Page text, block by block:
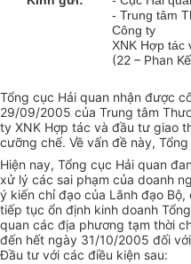
- Trung tâm
Công ty
XNK Hợp tác
(22 – Phan
Tổng cục Hải quan nhận được
29/09/2005 của Trung tâm
ty XNK Hợp tác và đầu tư giao
cưỡng chế. Về vấn đề này,
Hiện nay, Tổng cục Hải quan
xử lý các sai phạm của doanh
ý kiến chỉ đạo của Lãnh đạo
tiếp tục ổn định kinh doanh
quan các địa phương tạm thời
đến hết ngày 31/10/2005 đối
Đầu tư với các điều kiện sau: